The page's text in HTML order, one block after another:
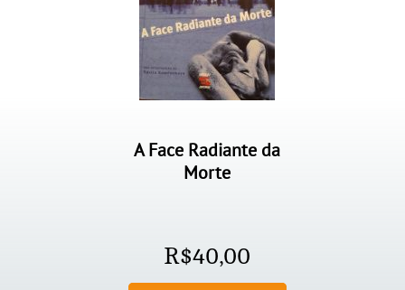
A Face Radiante da
Morte
R$40,00